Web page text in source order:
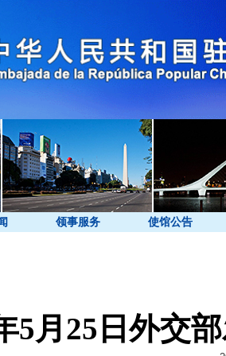
领事服务 使馆公告
5月25日外交